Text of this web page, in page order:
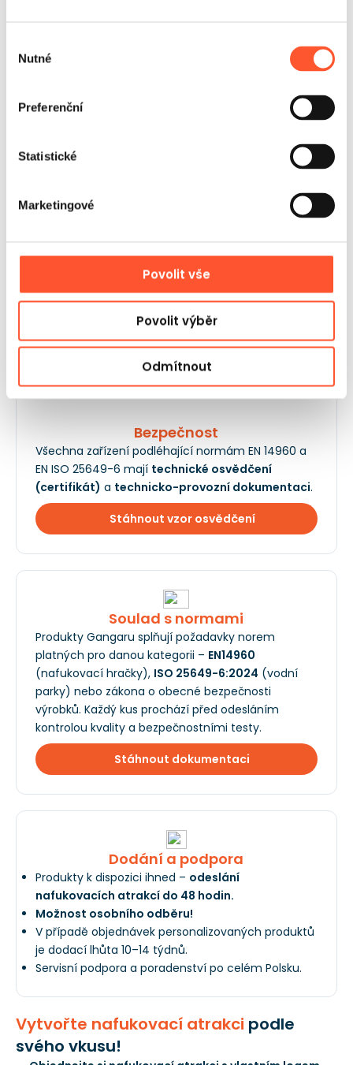
souhlasu
Nutné
Preferenční
Statistické
Marketingové
Povolit vše
Povolit výběr
Odmítnout
Gangaru se vyznačuje vynikajícím kontaktem se
ceny jsou další výhody. Rozhodně doporučuji!
Bezpečnost
Všechna zařízení podléhající normám EN 14960 a
EN ISO 25649-6 mají technické osvědčení
(certifikát) a technicko-provozní dokumentaci.
Stáhnout vzor osvědčení
Soulad s normami
Produkty Gangaru splňují požadavky norem
platných pro danou kategorii – EN14960
(nafukovací hračky), ISO 25649-6:2024 (vodní
parky) nebo zákona o obecné bezpečnosti
výrobků. Každý kus prochází před odesláním
kontrolou kvality a bezpečnostními testy.
Stáhnout dokumentaci
Dodání a podpora
Produkty k dispozici ihned – odeslání
nafukovacích atrakcí do 48 hodin.
Možnost osobního odběru!
V případě objednávek personalizovaných produktů
je dodací lhůta 10–14 týdnů.
Servisní podpora a poradenství po celém Polsku.
Vytvořte nafukovací atrakci podle
svého vkusu!